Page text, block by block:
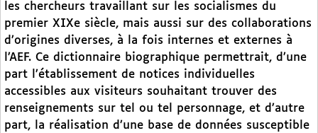
les chercheurs travaillant sur les socialismes du
premier XIXe siècle, mais aussi sur des collaborations
d’origines diverses, à la fois internes et externes à
l’AEF. Ce dictionnaire biographique permettrait, d’une
part l’établissement de notices individuelles
accessibles aux visiteurs souhaitant trouver des
renseignements sur tel ou tel personnage, et d’autre
part, la réalisation d’une base de données susceptible